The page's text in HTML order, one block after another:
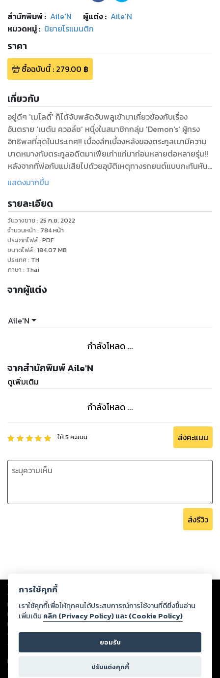
สำนักพิมพ์: Aile'N ผู้แต่ง : Aile'N
หมวดหมู่: นิยายโรแมนติก
ราคา
ซื้อฉบับนี้: 279.00 ฿
เกี่ยวกับ
อยู่ดีๆ 'เมโลดี้' ก็ได้จับพลัดจับพลูเข้ามาเกี่ยวข้องกับเรื่อง
อันตราย 'เนตัน ควอล์ซ' หนุึ่งในสมาชิกกลุ่ม 'Demon's' ผู้ทรง
อิทธิพลที่สุดในประเทศ!! เบื้องลึกเบื้องหลังของตระกูลเขามีความ
บาดหมางกับตระกูลอดีตมาเฟียเก่าแก่มาก่อนหลายต่อหลายรุ่น!!
หลังจากที่พ่อกับแม่เสียไปด้วยอุบัติเหตุทางรถยนต์แบบกะทันหัน
ลูกชายเพียงคนเดียวอย่างเขาจึงต้องแบกรับภาระหน้าที่ทุกอย่าง
กับศัตรูอยู่ตลอดเวลา ชีวิตที่เหลืออยู่เพียงตัวคนเดียวว่าอันตราย
แล้ว แต่เมื่อมี 'คนรักจำเป็น' ก้าวเข้ามาโดยไม่ได้ตั้งใจ เขาถึงต้อง
ทำทุกวิถีทางเพื่อปกป้องเธอให้ถึงที่สุด!!
แสดงมากขึ้น
รายละเอียด
วันวางขาย : 25 ก.ย. 2022
จำนวนหน้า : 784หน้า
ประเภทไฟล์: PDF
ขนาดไฟล์: 184.07 MB
ประเทศ: TH
ภาษา : Thai
จากผู้แต่ง
Aile'N
กำลังโหลด ...
จากสำนักพิมพ์ Aile'N
ดูเพิ่มเติม
กำลังโหลด ...
ให้5 คะแนน ส่งคะแนน
ส่งรีวิว
Copyright © 2026
ต่อผลงานหรือเนื้อหาใดที่อัปโหลดผ่านเว็บไซต์และปรากฏว่าละเมิดสิทธิใน
ทรัพย์สินทางปัญญาของบุคคลอื่นหรือขัดต่อกฎหมายและศีลธรรม ดังนั้น ผู้อ่าน
ทุกท่านโปรดใช้วิจารณญาณในการกลั่นกรองด้วยตนเอง และหากท่านพบว่าส่วน
หนึ่งส่วนใดขัดต่อกฎหมายและศีลธรรม กรุณาแจ้งมายังบริษัท เพื่อทีมงานจะได้
ดำเนินการในทันที ทั้งนี้ ทางสตอรี่ล็อกขอสงวนลิขสิทธิ์ตามพระราชบัญญัติ
ลิขสิทธิ์ พ.ศ. 2537 (ฉบับล่าสุด)
For support: member@ookbee.com
Version
การใช้คุกกี้
เราใช้คุกกี้เพื่อให้ทุกคนได้ประสบการณ์การใช้งานที่ดียิ่งขึ้นอ่าน
เพิ่มเติม คลิก (Privacy Policy) และ (Cookie Policy)
ยอมรับ
ปรับแต่งคุกกี้